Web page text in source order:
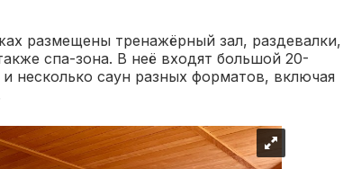
размещены тренажёрный зал, раздевалки,
спа-зона. В неё входят большой 20-
несколько саун разных форматов, включая